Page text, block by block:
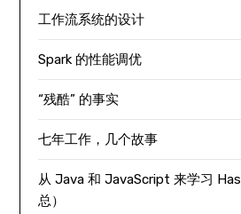
工作流系统的设计
Spark 的性能调优
“残酷” 的事实
七年工作，几个故事
从 Java 和 JavaScript 来学习
总）